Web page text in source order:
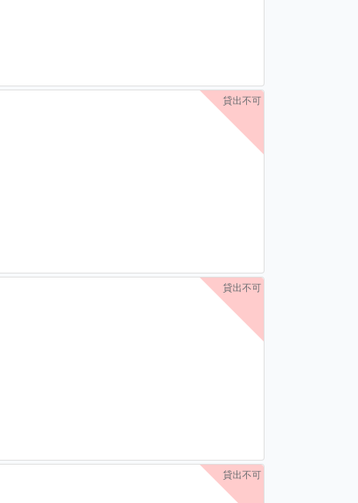
貸出不可
貸出不可
貸出不可